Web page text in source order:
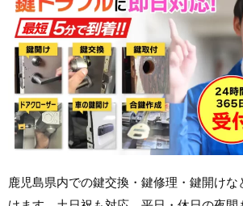
鹿児島県内での鍵交換・鍵修理・鍵開けな